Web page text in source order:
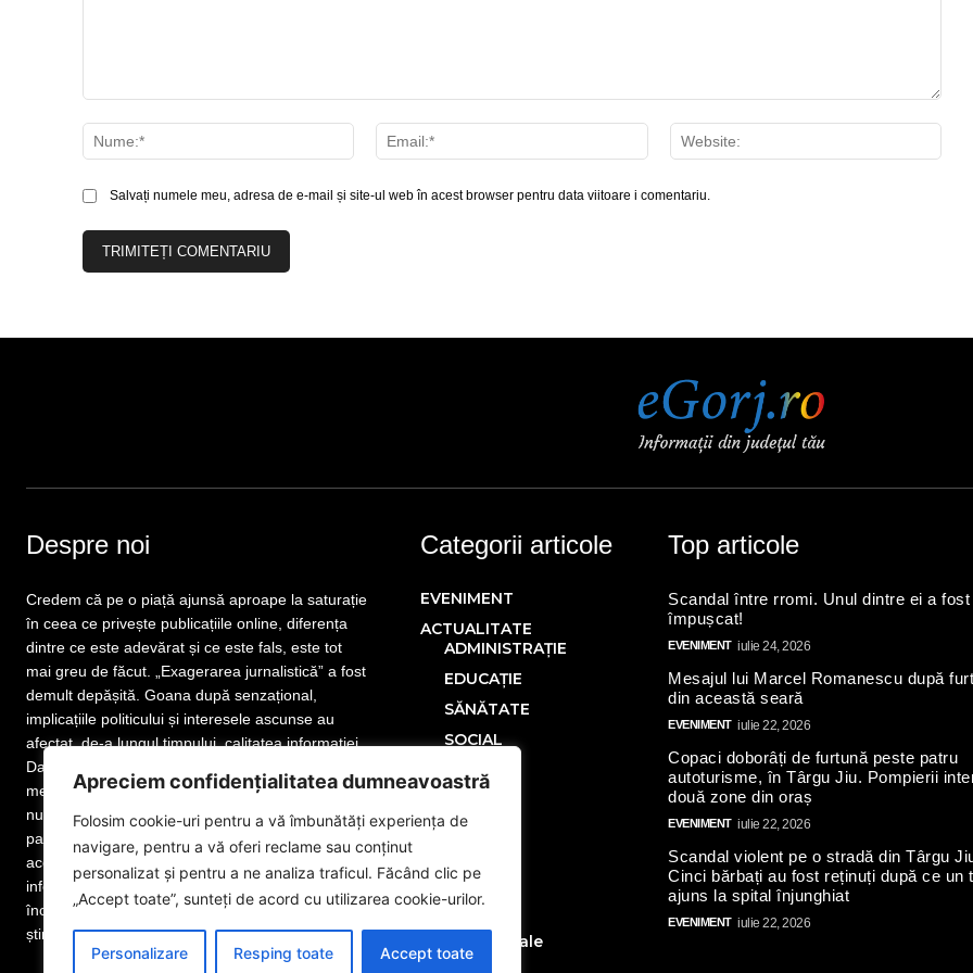
Apreciem confidențialitatea dumneavoastră
Folosim cookie-uri pentru a vă îmbunătăți experiența de
navigare, pentru a vă oferi reclame sau conținut
personalizat și pentru a ne analiza traficul. Făcând clic pe
„Accept toate”, sunteți de acord cu utilizarea cookie-urilor.
Personalizare Resping toate Accept toate
Nume:*
Email:*
Salvați numele meu, adresa de e-mail și site-ul web în acest browser pentru data viitoare i comentariu.
Despre noi
Credem că pe o piață ajunsă aproape la saturație
în ceea ce privește publicațiile online, diferența
dintre ce este adevărat și ce este fals, este tot
mai greu de făcut. „Exagerarea jurnalistică” a fost
demult depășită. Goana după senzațional,
implicațiile politicului și interesele ascunse au
afectat, de-a lungul timpului, calitatea informației.
Dar nu este totul pierdut! Mai sunt publicații care
merită atenția cititorului. Mai sunt jurnaliști care
nu și-au uitat menirea. Mai sunt redactori
pasionați de meseria lor, iar noi facem parte din
această categorie. www.eGorj.ro vă aduce
informații din județul dumneavoastră! Suntem la
început de drum, dar suntem pregătiți să dăm
știrea exactă. Citiți și vă veți convinge!
Categorii articole
EVENIMENT
ACTUALITATE
ADMINISTRAȚIE
EDUCAȚIE
SĂNĂTATE
SOCIAL
POLITICĂ
SPORT
NAȚIONAL
Advertoriale
Top articole
Scandal între rromi. Unul dintre ei a fost
împușcat!
EVENIMENT iulie 24, 2026
Mesajul lui Marcel Romanescu după
din această seară
EVENIMENT iulie 22, 2026
Copaci doborâți de furtună peste patru
autoturisme, în Târgu Jiu. Pompierii
două zone din oraș
EVENIMENT iulie 22, 2026
Scandal violent pe o stradă din Târgu
Cinci bărbați au fost reținuți după ce un
ajuns la spital înjunghiat
EVENIMENT iulie 22, 2026